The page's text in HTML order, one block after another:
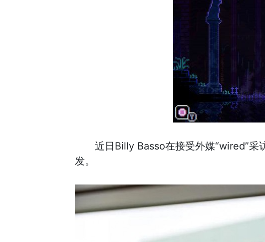
近日Billy Basso在接受外媒“wired”采
发。